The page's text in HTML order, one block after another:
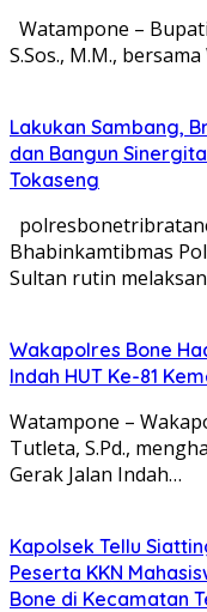
Watampone –
S.Sos., M.M.,
Lakukan Sambang,
dan Bangun
Tokaseng
Bhabinkamtibmas
Sultan rutin
Wakapolres Bone
Indah HUT Ke-81
Watampone –
Tutleta, S.Pd.,
Gerak Jalan Indah…
Kapolsek Tellu
Peserta KKN
Bone di Kecamatan